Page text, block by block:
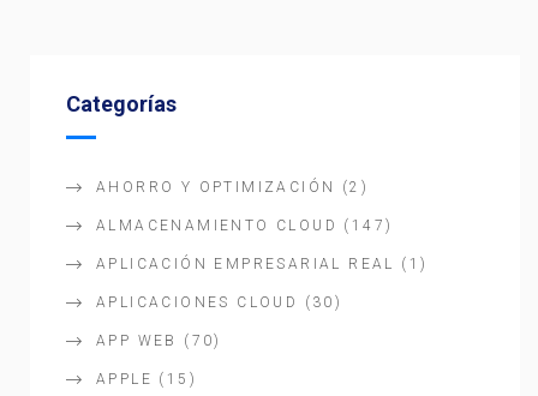
Categorías
AHORRO Y OPTIMIZACIÓN (2)
ALMACENAMIENTO CLOUD (147)
APLICACIÓN EMPRESARIAL REAL (1)
APLICACIONES CLOUD (30)
APP WEB (70)
APPLE (15)